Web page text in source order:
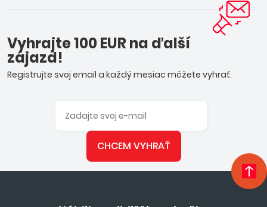
Vyhrajte 100 EUR na ďalší
zájazd!
Registrujte svoj email a každý mesiac môžete vyhrať.
CHCEM VYHRAŤ